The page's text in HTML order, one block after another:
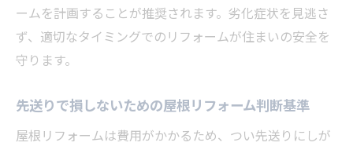
ームを計画することが推奨されます。劣化症状を見逃さ
ず、適切なタイミングでのリフォームが住まいの安全を
守ります。
先送りで損しないための屋根リフォーム判断基準
屋根リフォームは費用がかかるため、つい先送りにしが